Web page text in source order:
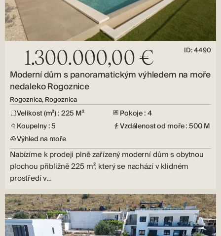
1.300.000,00 € ID: 4490
Moderní dům s panoramatickým výhledem na moře
nedaleko Rogoznice
Rogoznica, Rogoznica
Velikost (m²) : 225 M²
Pokoje : 4
Koupelny : 5
Vzdálenost od moře : 500 M
Výhled na moře
Nabízíme k prodeji plně zařízený moderní dům s obytnou
plochou přibližně 225 m², který se nachází v klidném
prostředí v…